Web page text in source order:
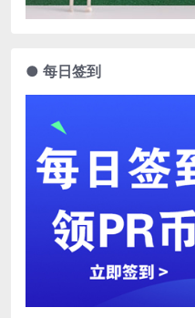
● 每日签到